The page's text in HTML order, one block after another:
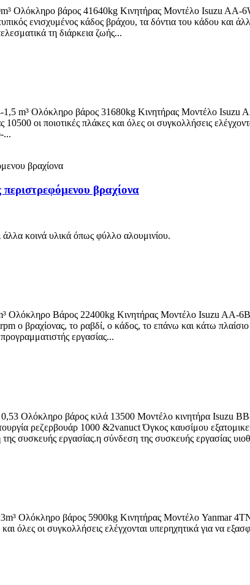
Ολόκληρο βάρος 41640kg Κινητήρας Μοντέλο Isuzu
ενισχυμένος κάδος βράχου, τα δόντια του κάδου και
τη διάρκεια ζωής...
1,5 m³ Ολόκληρο βάρος 31680kg Κινητήρας Μοντέλο
οι ποιοτικές πλάκες και όλες οι συγκολλήσεις
...
βραχίονα
κοινά υλικά όπως φύλλο αλουμινίου.
Ολόκληρο Βάρος 22400kg Κινητήρας Μοντέλο Isuzu AA-
ο βραχίονας, το ραβδί, ο κάδος, το επάνω και κάτω
εργασίας...
Ολόκληρο βάρος κιλά 13500 Μοντέλο κινητήρα Isuzu
ρεζερβουάρ 1000 &2vanuct Όγκος καυσίμου
συσκευής εργασίας.η σύνδεση της συσκευής εργασίας
Ολόκληρο βάρος 5900kg Κινητήρας Μοντέλο Yanmar
οι συγκολλήσεις ελέγχονται υπερηχητικά για να